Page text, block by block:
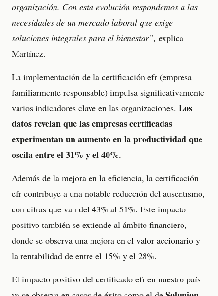
organización. Con esta evolución respondemos a las
necesidades de un mercado laboral que exige
soluciones integrales para el bienestar”, explica
Martínez.
La implementación de la certificación efr (empresa
familiarmente responsable) impulsa significativamente
varios indicadores clave en las organizaciones. Los
datos revelan que las empresas certificadas
experimentan un aumento en la productividad que
oscila entre el 31% y el 40%.
Además de la mejora en la eficiencia, la certificación
efr contribuye a una notable reducción del ausentismo,
con cifras que van del 43% al 51%. Este impacto
positivo también se extiende al ámbito financiero,
donde se observa una mejora en el valor accionario y
la rentabilidad de entre el 15% y el 28%.
El impacto positivo del certificado efr en nuestro país